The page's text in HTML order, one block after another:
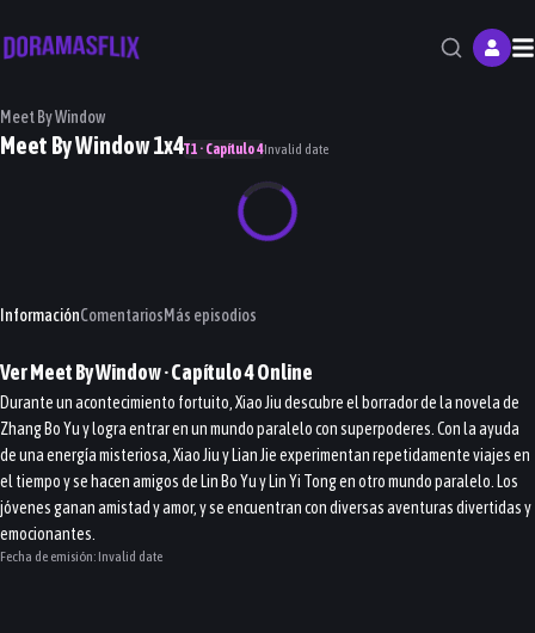
Meet By Window
Meet By Window 1x4T1 · Capítulo 4Invalid date
InformaciónComentariosMás episodios
VerMeet By Window· Capítulo4Online
Durante un acontecimiento fortuito, Xiao Jiu descubre el borrador de la novela de
Zhang Bo Yu y logra entrar en un mundo paralelo con superpoderes. Con la ayuda
de una energía misteriosa, Xiao Jiu y Lian Jie experimentan repetidamente viajes en
el tiempo y se hacen amigos de Lin Bo Yu y Lin Yi Tong en otro mundo paralelo. Los
jóvenes ganan amistad y amor, y se encuentran con diversas aventuras divertidas y
emocionantes.
Fecha de emisión: Invalid date